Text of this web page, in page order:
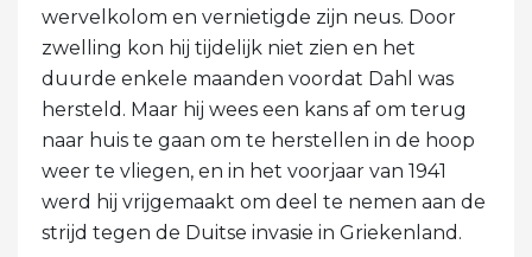
wervelkolom en vernietigde zijn neus. Door
zwelling kon hij tijdelijk niet zien en het
duurde enkele maanden voordat Dahl was
hersteld. Maar hij wees een kans af om terug
naar huis te gaan om te herstellen in de hoop
weer te vliegen, en in het voorjaar van 1941
werd hij vrijgemaakt om deel te nemen aan de
strijd tegen de Duitse invasie in Griekenland.